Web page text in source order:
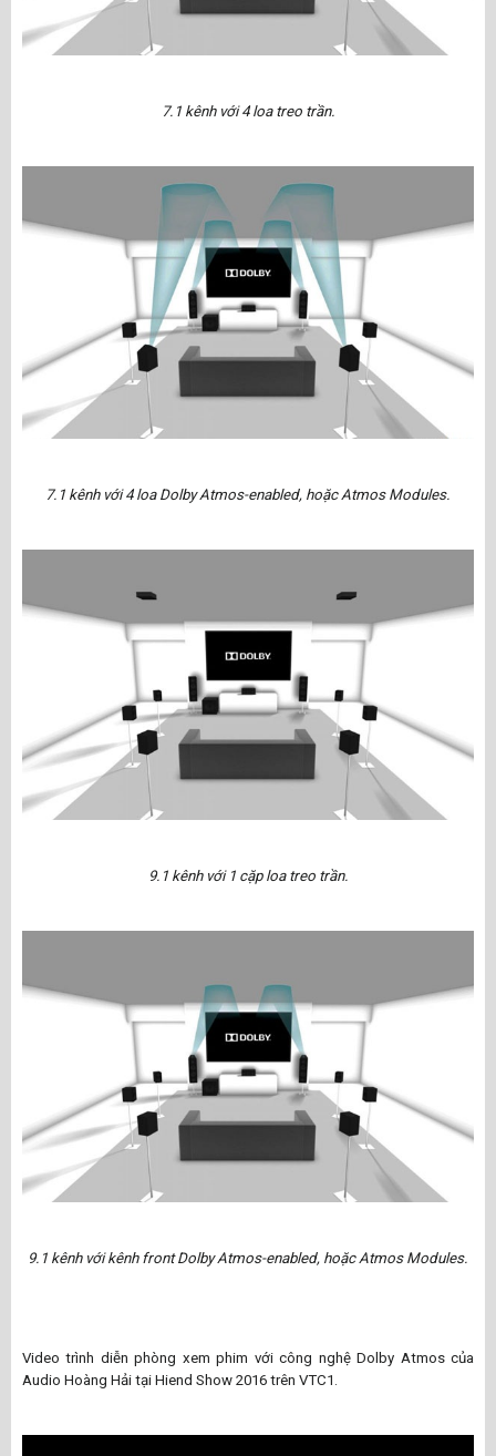
7.1 kênh với 4 loa treo trần.
7.1 kênh với 4 loa Dolby Atmos-enabled, hoặc Atmos Modules.
9.1 kênh với 1 cặp loa treo trần.
9.1 kênh với kênh front Dolby Atmos-enabled, hoặc Atmos Modules.
Video trình diễn phòng xem phim với công nghệ Dolby Atmos của
Audio Hoàng Hải tại Hiend Show 2016 trên VTC1.